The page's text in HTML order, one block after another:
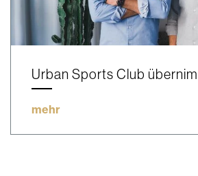
Urban Sports Club
mehr